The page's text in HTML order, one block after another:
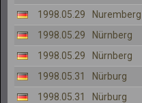
1998.05.29
Nuremberg
1998.05.29
Nürnberg
1998.05.29
Nürnberg
1998.05.31
Nürburg
1998.05.31
Nürburg